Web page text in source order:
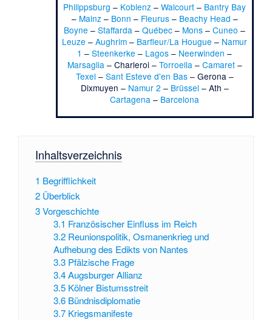
Philippsburg – Koblenz –Walcourt – Bantry Bay
– Mainz– Bonn – Fleurus– Beachy Head –
Boyne –Staffarda –Québec – Mons –Cuneo –
Leuze –Aughrim – Barfleur/La Hougue – Namur
1 –Steenkerke – Lagos – Neerwinden –
Marsaglia– Charleroi– Torroella– Camaret–
Texel – Sant Esteve d'en Bas– Gerona–
Dixmuyen – Namur 2 – Brüssel – Ath –
Cartagena – Barcelona
Inhaltsverzeichnis
1 Begrifflichkeit
2 Überblick
3Vorgeschichte
3.1 Französischer Einfluss im Reich
3.2 Reunionspolitik, Osmanenkrieg und
Aufhebung des Edikts von Nantes
3.3 Pfälzische Frage
3.4 Augsburger Allianz
3.5 Kölner Bistumsstreit
3.6 Bündnisdiplomatie
3.7 Kriegsmanifeste